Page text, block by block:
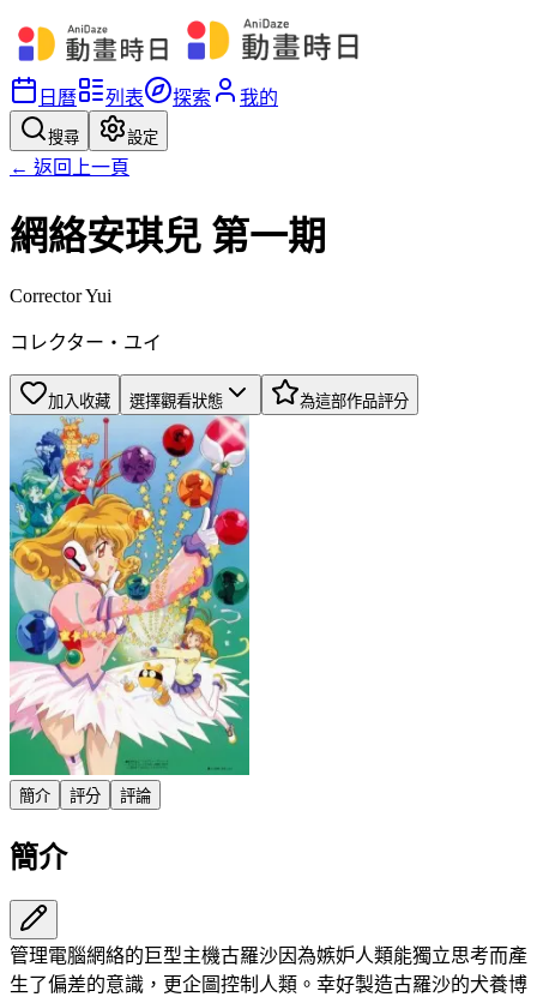
日曆 列表 探索 我的
搜尋 設定
← 返回上一頁
網絡安琪兒 第一期
Corrector Yui
コレクター・ユイ
加入收藏 選擇觀看狀態 為這部作品評分
簡介 評分 評論
簡介
管理電腦網絡的巨型主機古羅沙因為嫉妒人類能獨立思考而產
生了偏差的意識，更企圖控制人類。幸好製造古羅沙的犬養博